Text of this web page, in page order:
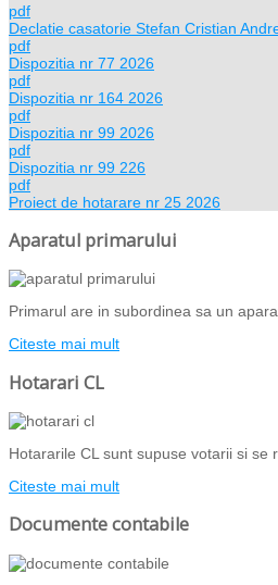
pdf
Declatie casatorie Stefan Cristian
pdf
Dispozitia nr 77 2026
pdf
Dispozitia nr 164 2026
pdf
Dispozitia nr 99 2026
pdf
Dispozitia nr 99 226
pdf
Proiect de hotarare nr 25 2026
Aparatul primarului
Primarul are in subordinea sa un
Citeste mai mult
Hotarari CL
Hotararile CL sunt supuse votarii si se
Citeste mai mult
Documente contabile